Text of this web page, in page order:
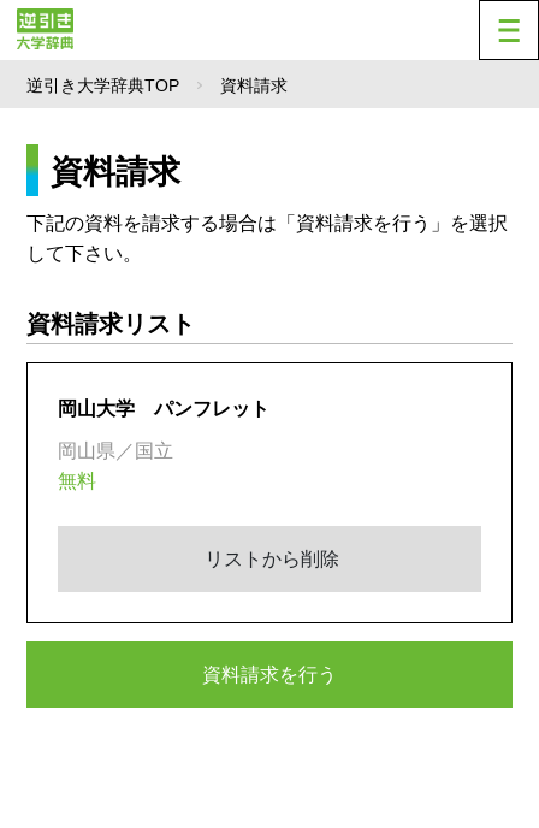
逆引き大学辞典TOP 資料請求
資料請求
下記の資料を請求する場合は「資料請求を行う」を選択
して下さい。
資料請求リスト
岡山大学 パンフレット
岡山県／国立
無料
リストから削除
資料請求を行う